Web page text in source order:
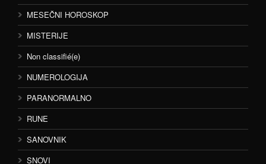
MESEČNI HOROSKOP
MISTERIJE
Non classifié(e)
NUMEROLOGIJA
PARANORMALNO
RUNE
SANOVNIK
SNOVI